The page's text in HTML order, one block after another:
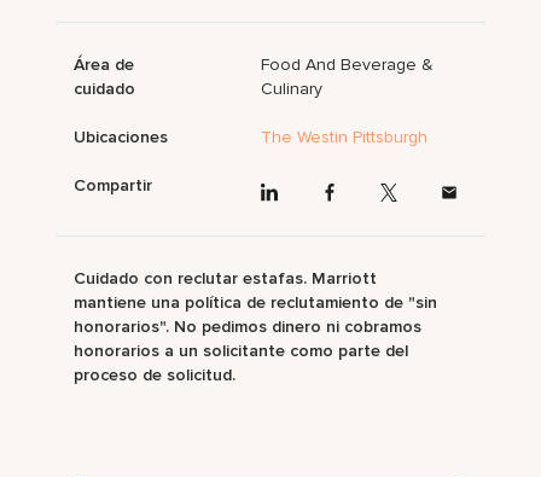
Área de
cuidado
Food And Beverage &
Culinary
Ubicaciones The Westin Pittsburgh
Compartir
Cuidado con reclutar estafas. Marriott
mantiene una política de reclutamiento de "sin
honorarios". No pedimos dinero ni cobramos
honorarios a un solicitante como parte del
proceso de solicitud.